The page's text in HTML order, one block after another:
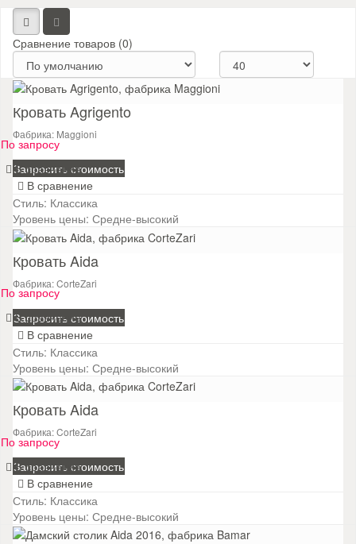
Сравнение товаров (0)
По запросу
В сравнение
Кровать Agrigento
Фабрика: Maggioni
Запросить стоимость
В сравнение
Стиль: Классика
Уровень цены: Средне-высокий
По запросу
В сравнение
Кровать Aida
Фабрика: CorteZari
Запросить стоимость
В сравнение
Стиль: Классика
Уровень цены: Средне-высокий
По запросу
В сравнение
Кровать Aida
Фабрика: CorteZari
Запросить стоимость
В сравнение
Стиль: Классика
Уровень цены: Средне-высокий